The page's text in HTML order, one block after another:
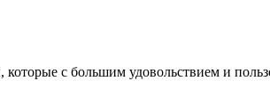
которые с большим удовольствием и